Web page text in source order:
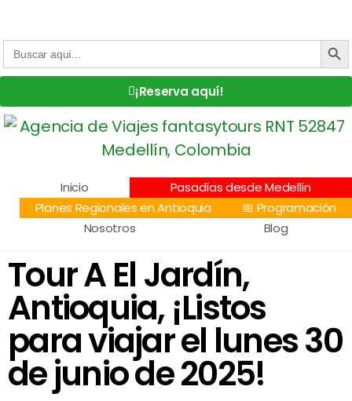
Buscar: BOTÓN
¡Reserva aquí!
Inicio
Pasadías desde Medellín
Planes Regionales en Antioquia
📅 Programación
Nosotros
Blog
Tour A El Jardín,
Antioquia, ¡Listos
para viajar el lunes 30
de junio de 2025!